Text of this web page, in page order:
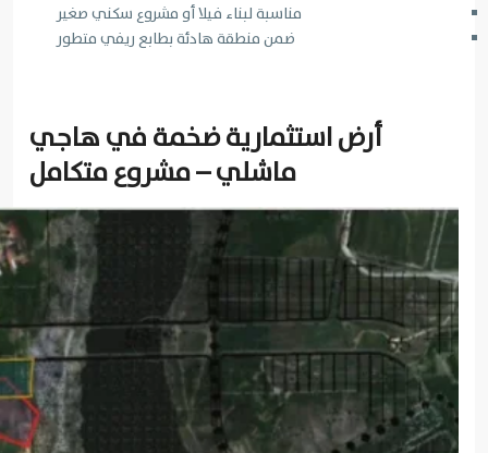
مناسبة لبناء فيلا أو مشروع سكني صغير
ضمن منطقة هادئة بطابع ريفي متطور
أرض استثمارية ضخمة في هاجي
ماشلي – مشروع متكامل